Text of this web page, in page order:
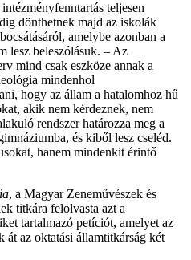
teljesen
dönthetnek majd az iskolák
amelybe azonban a
lesz beleszólásuk. – Az
mind csak eszköze annak a
mindenhol
hogy az állam a hatalomhoz hű
akik nem kérdeznek, nem
rendszer határozza meg a
és kiből lesz cseléd.
hanem mindenkit érintő
, a Magyar Zeneművészek és
titkára felolvasta azt a
tartalmazó petíciót, amelyet az
át az oktatási államtitkárság két